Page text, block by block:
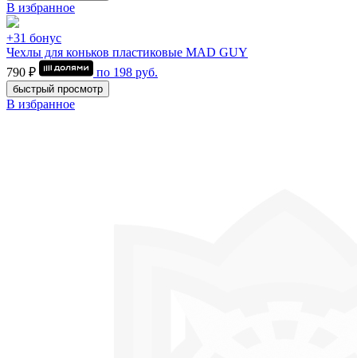
В избранное
+31 бонус
Чехлы для коньков пластиковые MAD GUY
790 ₽
по 198 руб.
быстрый просмотр
В избранное